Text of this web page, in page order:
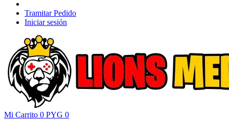
Tramitar Pedido
Iniciar sesión
Mi Carrito 0 PYG 0